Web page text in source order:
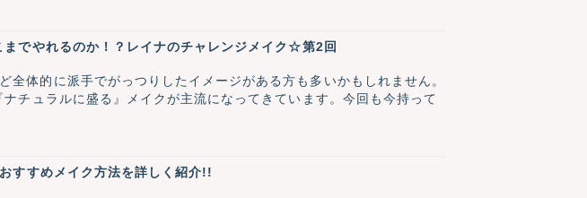
！！ 感動したテクスチャーやラメ感を徹底レビューします☆
までやれるのか！？レイナのチャレンジメイク☆第2回
体的に派手でがっつりしたイメージがある方も多いかもしれません。
チュラルに盛る』メイクが主流になってきています。今回も今持って
すすめメイク方法を詳しく紹介!!